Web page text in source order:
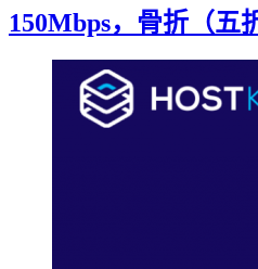
150Mbps，骨折（五